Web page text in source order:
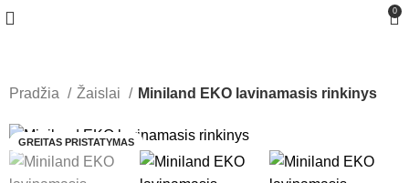
0
Pradžia Žaislai Miniland EKO lavinamasis rinkinys
GREITAS PRISTATYMAS